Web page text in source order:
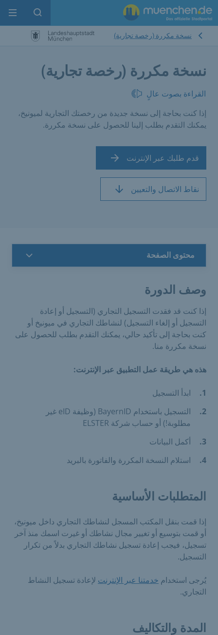
search
نسخة مكررة (رخصة تجارية)
نسخة مكررة (رخصة تجارية)
القراءة بصوت عالٍ
إذا كنت بحاجة إلى نسخة جديدة من رخصتك التجارية لميونيخ،
يمكنك التقدم بطلب إلينا للحصول على نسخة مكررة.
قدم طلبك عبر الإنترنت
نقاط الاتصال والتعيين
محتوى الصفحة
وصف الدورة
إذا كنت قد فقدت التسجيل التجاري (التسجيل أو إعادة
التسجيل أو إلغاء التسجيل) لنشاطك التجاري في ميونيخ أو
كنت بحاجة إلى تأكيد حالي، يمكنك التقدم بطلب للحصول على
نسخة مكررة منا.
هذه هي طريقة عمل التطبيق عبر الإنترنت:
ابدأ التسجيل
التسجيل باستخدام BayernID (وظيفة eID غير
مطلوبة!) أو حساب شركة ELSTER
أكمل البيانات
استلام النسخة المكررة والفاتورة بالبريد
المتطلبات الأساسية
إذا قمت بنقل المكتب المسجل لنشاطك التجاري داخل ميونيخ،
أو قمت بتوسيع أو تغيير مجال نشاطك أو غيرت اسمك منذ آخر
تسجيل، فيجب إعادة تسجيل نشاطك التجاري بدلاً من تكرار
التسجيل.
يُرجى استخدام خدمتنا عبر الإنترنت لإعادة تسجيل النشاط
التجاري.
المدة والتكاليف